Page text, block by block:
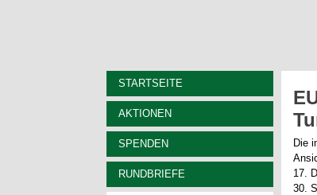
STARTSEITE
AKTIONEN
SPENDEN
RUNDBRIEFE
Die
17.
30.